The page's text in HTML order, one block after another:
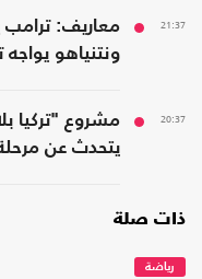
21:37
معاريف: ترامب
ونتنياهو
20:37
مشروع "تركيا
يتحدث عن
ذات صلة
رياضة